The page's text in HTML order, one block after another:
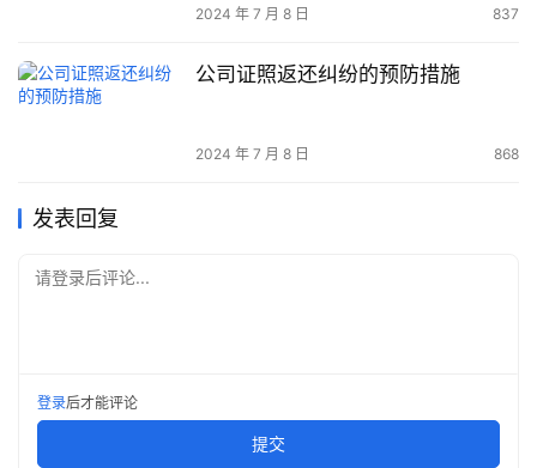
2024 年 7 月 8 日 837
公司证照返还纠纷的预防措施
2024 年 7 月 8 日 868
发表回复
请登录后评论...
登录后才能评论
提交